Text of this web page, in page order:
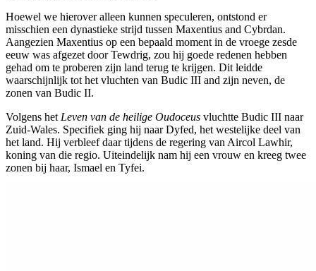
Hoewel we hierover alleen kunnen speculeren, ontstond er
misschien een dynastieke strijd tussen Maxentius and Cybrdan.
Aangezien Maxentius op een bepaald moment in de vroege zesde
eeuw was afgezet door Tewdrig, zou hij goede redenen hebben
gehad om te proberen zijn land terug te krijgen. Dit leidde
waarschijnlijk tot het vluchten van Budic III and zijn neven, de
zonen van Budic II.
Volgens het Leven van de heilige Oudoceus vluchtte Budic III naar
Zuid-Wales. Specifiek ging hij naar Dyfed, het westelijke deel van
het land. Hij verbleef daar tijdens de regering van Aircol Lawhir,
koning van die regio. Uiteindelijk nam hij een vrouw en kreeg twee
zonen bij haar, Ismael en Tyfei.